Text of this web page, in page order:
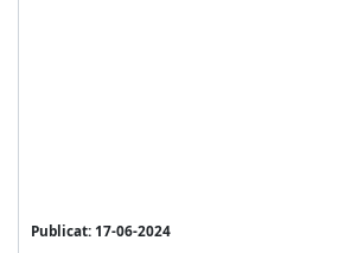
Publicat: 17-06-2024